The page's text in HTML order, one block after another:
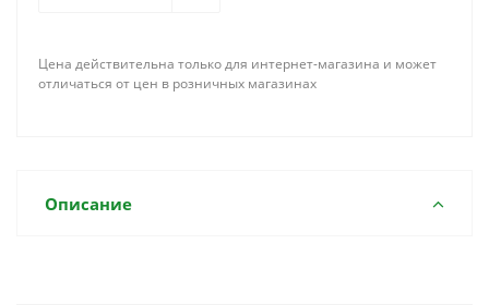
Цена действительна только для интернет-магазина и может
отличаться от цен в розничных магазинах
Описание